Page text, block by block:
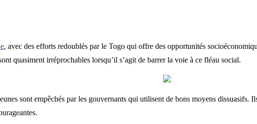
, avec des efforts redoublés par le Togo qui offre des opportunités
quasiment irréprochables lorsqu’il s’agit de barrer la voie à ce fléau social.
sont empêchés par les gouvernants qui utilisent de bons moyens dissuasifs.